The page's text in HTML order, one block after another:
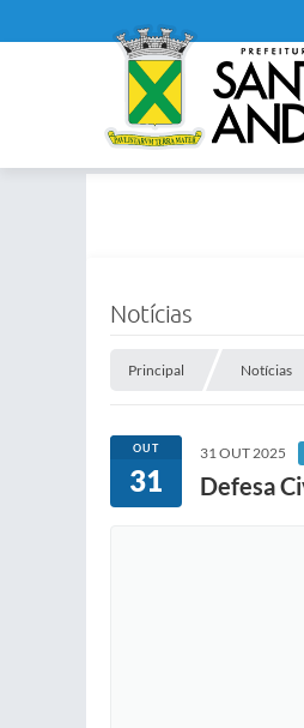
Notícias
Principal Notícias
OUT
31
31 OUT 2025
Defesa